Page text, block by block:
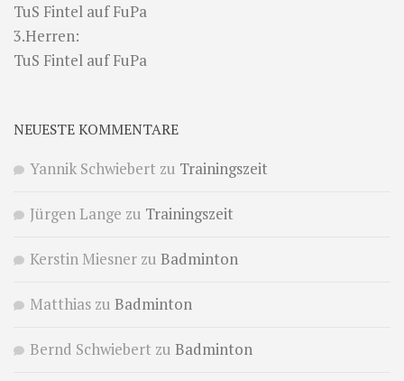
TuS Fintel auf FuPa
3.Herren:
TuS Fintel auf FuPa
NEUESTE KOMMENTARE
Yannik Schwiebert zu Trainingszeit
Jürgen Lange zu Trainingszeit
Kerstin Miesner zu Badminton
Matthias zu Badminton
Bernd Schwiebert zu Badminton